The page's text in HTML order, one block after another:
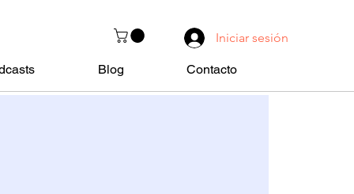
Blog Contacto
Iniciar sesión